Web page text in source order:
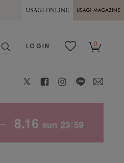
熊本県熊本地方を震源とする地震の影響に
MAGAZINE
LOGIN
0